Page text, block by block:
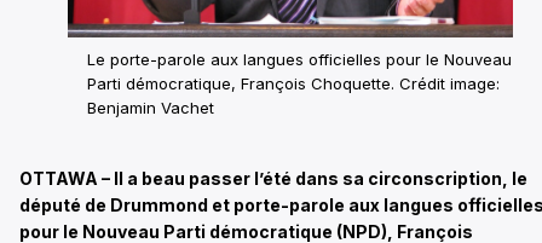
Le porte-parole aux langues officielles pour le Nouveau
Parti démocratique, François Choquette. Crédit image:
Benjamin Vachet
OTTAWA – Il a beau passer l’été dans sa circonscription, le
député de Drummond et porte-parole aux langues
pour le Nouveau Parti démocratique (NPD), François